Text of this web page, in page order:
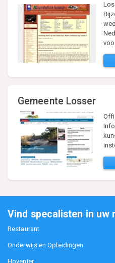
Gemeente Losser
Vind specalisten in uw
Restaurant
Onderwijs en Opleidingen
Hovenier